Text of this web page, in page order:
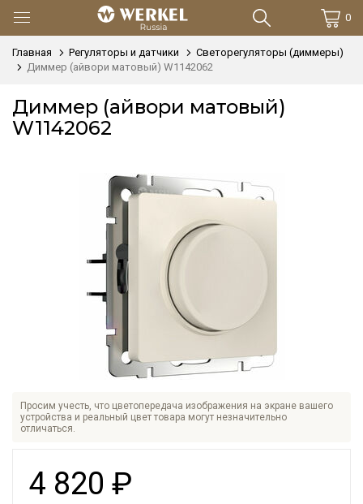
0
Главная Регуляторы и датчики
Светорегуляторы (диммеры)
Диммер (айвори матовый) W1142062
Диммер (айвори матовый)
W1142062
Просим учесть, что цветопередача изображения на экране вашего
устройства и реальный цвет товара могут незначительно
отличаться.
4 820 ₽